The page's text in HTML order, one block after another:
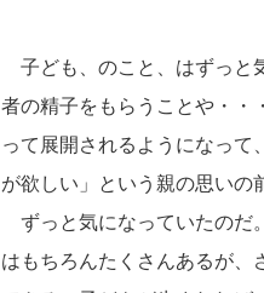
子ども、のこと、はずっと
者の精子をもらうことや・・
って展開されるようになって
が欲しい」という親の思いの
ずっと気になっていたのだ
はもちろんたくさんあるが、